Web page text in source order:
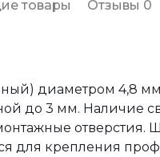
товары Отзывы 0
диаметром 4,8
до 3 мм. Наличие
отверстия.
для крепления